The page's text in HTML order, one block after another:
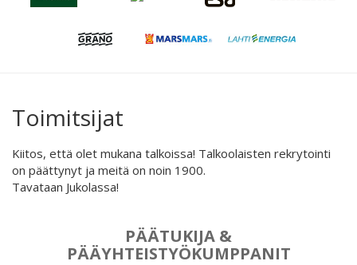
Toimitsijat
Kiitos, että olet mukana talkoissa! Talkoolaisten rekrytointi
on päättynyt ja meitä on noin 1900.
Tavataan Jukolassa!
PÄÄTUKIJA &
PÄÄYHTEISTYÖKUMPPANIT